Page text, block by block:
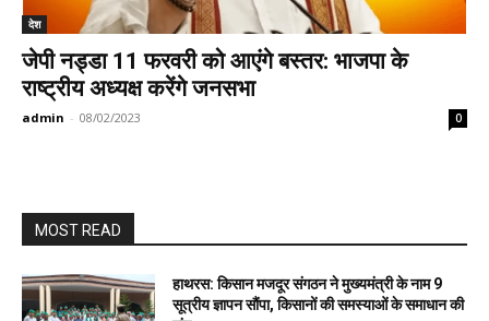
देश
जेपी नड्डा 11 फरवरी को आएंगे बस्तर: भाजपा के
राष्ट्रीय अध्यक्ष करेंगे जनसभा
admin - 08/02/2023 0
MOST READ
हाथरस: किसान मजदूर संगठन ने मुख्यमंत्री के नाम 9
सूत्रीय ज्ञापन सौंपा, किसानों की समस्याओं के समाधान की